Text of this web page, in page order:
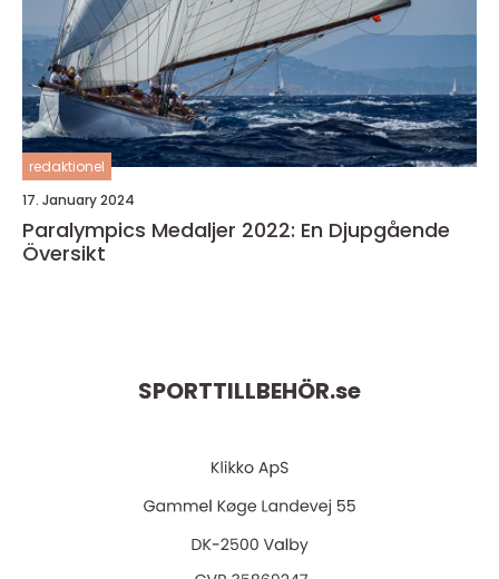
redaktionel
17. January 2024
Paralympics Medaljer 2022: En Djupgående
Översikt
SPORTTILLBEHÖR.se